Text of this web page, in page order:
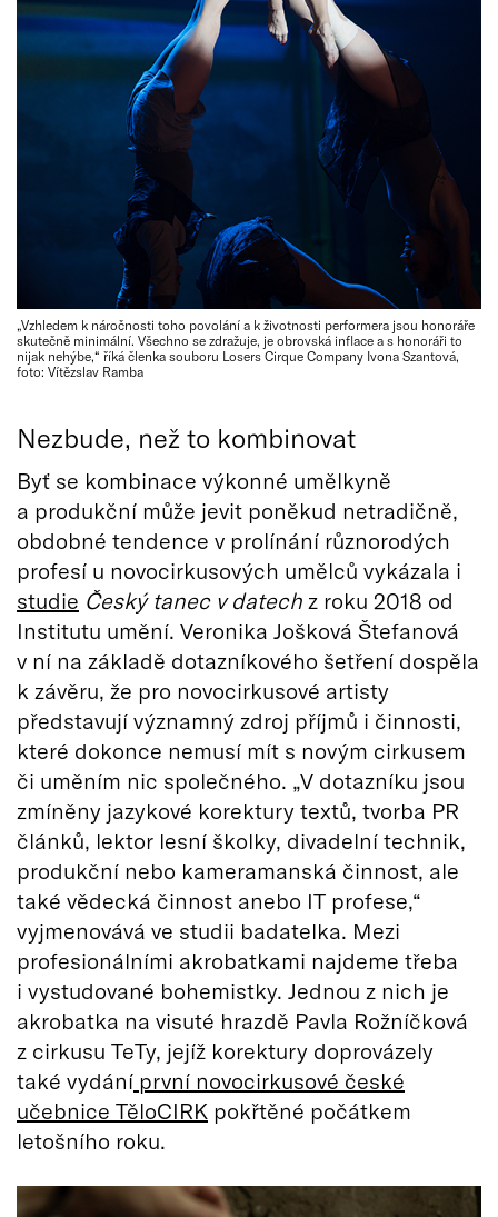
„Vzhledem k náročnosti toho povolání a k životnosti performera jsou honoráře
skutečně minimální. Všechno se zdražuje, je obrovská inflace a s honoráři to
nijak nehýbe,“ říká členka souboru Losers Cirque Company Ivona Szantová,
foto: Vítězslav Ramba
Nezbude, než to kombinovat
Byť se kombinace výkonné umělkyně
a produkční může jevit poněkud netradičně,
obdobné tendence v prolínání různorodých
profesí u novocirkusových umělců vykázala i
studie Český tanec v datech z roku 2018 od
Institutu umění. Veronika Jošková Štefanová
v ní na základě dotazníkového šetření dospěla
k závěru, že pro novocirkusové artisty
představují významný zdroj příjmů i činnosti,
které dokonce nemusí mít s novým cirkusem
či uměním nic společného. „V dotazníku jsou
zmíněny jazykové korektury textů, tvorba PR
článků, lektor lesní školky, divadelní technik,
produkční nebo kameramanská činnost, ale
také vědecká činnost anebo IT profese,“
vyjmenovává ve studii badatelka. Mezi
profesionálními akrobatkami najdeme třeba
i vystudované bohemistky. Jednou z nich je
akrobatka na visuté hrazdě Pavla Rožníčková
z cirkusu TeTy, jejíž korektury doprovázely
také vydání první novocirkusové české
učebnice TěloCIRK pokřtěné počátkem
letošního roku.